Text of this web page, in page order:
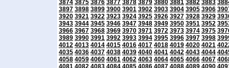
3874 3875 3876 3877 3878 3879 3880 3881 3882 3883
3897 3898 3899 3900 3901 3902 3903 3904 3905 3906
3920 3921 3922 3923 3924 3925 3926 3927 3928 3929
3943 3944 3945 3946 3947 3948 3949 3950 3951 3952
3966 3967 3968 3969 3970 3971 3972 3973 3974 3975
3989 3990 3991 3992 3993 3994 3995 3996 3997 3998
4012 4013 4014 4015 4016 4017 4018 4019 4020 4021
4035 4036 4037 4038 4039 4040 4041 4042 4043 4044
4058 4059 4060 4061 4062 4063 4064 4065 4066 4067
4081 4082 4083 4084 4085 4086 4087 4088 4089 4090